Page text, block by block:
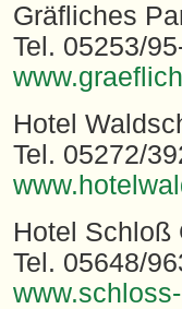
Gräfliches
Tel. 05253/
Hotel
Tel. 05272/
Hotel Schloß
Tel. 05648/